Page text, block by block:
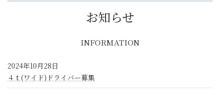
お知らせ
INFORMATION
2024年10月28日
４ｔ(ワイド)ドライバー募集